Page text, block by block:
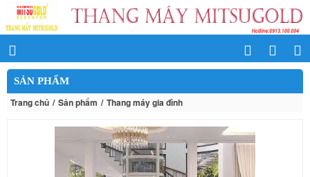
SẢN PHẨM
Trang chủ Sản phẩm Thang máy gia đình